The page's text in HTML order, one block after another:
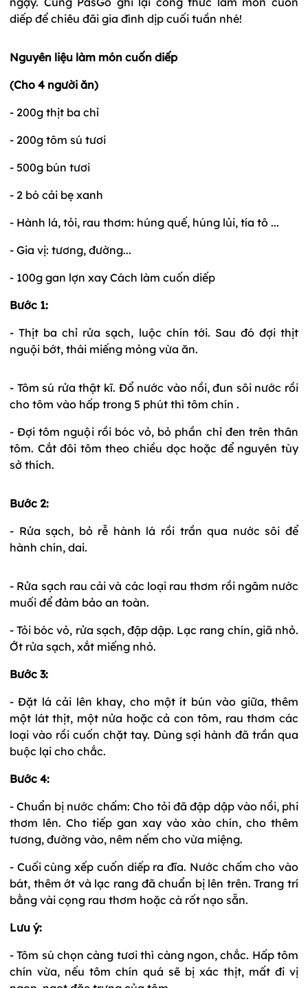
diếp để chiêu đãi gia đình dịp cuối tuần nhé!
Nguyên liệu làm món cuốn diếp
(Cho 4 người ăn)
- 200g thịt ba chỉ
- 200g tôm sú tươi
- 500g bún tươi
- 2 bó cải bẹ xanh
- Hành lá, tỏi, rau thơm: húng quế, húng lủi, tía tô ...
- Gia vị: tương, đường...
- 100g gan lợn xay Cách làm cuốn diếp
Bước 1:
- Thịt ba chỉ rửa sạch, luộc chín tới. Sau đó đợi thịt
nguội bớt, thái miếng mỏng vừa ăn.
- Tôm sú rửa thật kĩ. Đổ nước vào nồi, đun sôi nước rồi
cho tôm vào hấp trong 5 phút thì tôm chín .
- Đợi tôm nguội rồi bóc vỏ, bỏ phần chỉ đen trên thân
tôm. Cắt đôi tôm theo chiều dọc hoặc để nguyên tùy
sở thích.
Bước 2:
- Rửa sạch, bỏ rễ hành lá rồi trần qua nước sôi để
hành chín, dai.
- Rửa sạch rau cải và các loại rau thơm rồi ngâm nước
muối để đảm bảo an toàn.
- Tỏi bóc vỏ, rửa sạch, đập dập. Lạc rang chín, giã nhỏ.
Ớt rửa sạch, xắt miếng nhỏ.
Bước 3:
- Đặt lá cải lên khay, cho một ít bún vào giữa, thêm
một lát thịt, một nửa hoặc cả con tôm, rau thơm các
loại vào rồi cuốn chặt tay. Dùng sợi hành đã trần qua
buộc lại cho chắc.
Bước 4:
- Chuẩn bị nước chấm: Cho tỏi đã đập dập vào nồi, phi
thơm lên. Cho tiếp gan xay vào xào chín, cho thêm
tương, đường vào, nêm nếm cho vừa miệng.
- Cuối cùng xếp cuốn diếp ra đĩa. Nước chấm cho vào
bát, thêm ớt và lạc rang đã chuẩn bị lên trên. Trang trí
bằng vài cọng rau thơm hoặc cà rốt nạo sẵn.
Lưu ý:
- Tôm sú chọn càng tươi thì càng ngon, chắc. Hấp tôm
chín vừa, nếu tôm chín quá sẽ bị xác thịt, mất đi vị